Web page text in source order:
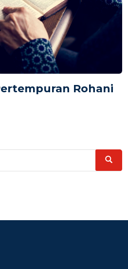
Rohani
Search